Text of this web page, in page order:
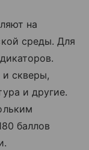
на
среды. Для
скверы,
и другие.
баллов